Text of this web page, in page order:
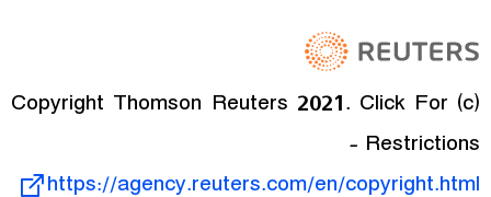
(c) Copyright Thomson Reuters 2021. Click For
Restrictions -
https://agency.reuters.com/en/copyright.html